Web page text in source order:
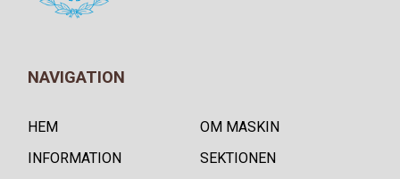
NAVIGATION
HEM
OM MASKIN
INFORMATION
SEKTIONEN